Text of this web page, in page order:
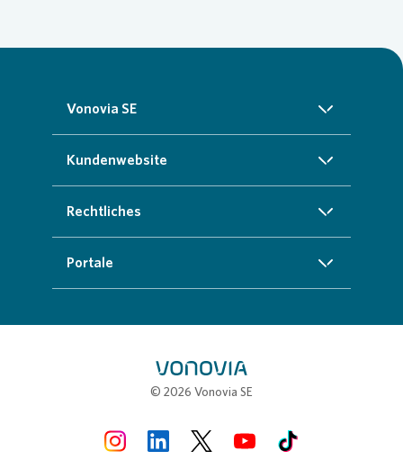
Vonovia SE
Über uns
Nachhaltigkeit
Kundenwebsite
Startseite
Kundenservice
Weitere Angebote
Rechtliches
Impressum
Portale
© 2026 Vonovia SE